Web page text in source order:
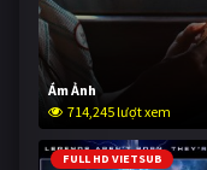
Ám Ảnh
714,245 lượt xem
FULL HD VIETSUB